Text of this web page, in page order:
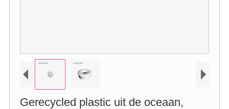
Gerecycled plastic uit de oceaan,